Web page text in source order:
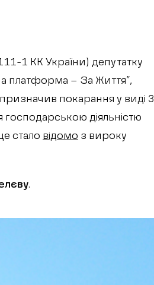
1 КК України) депутатку
платформа – За Життя”,
покарання у виді 3
діяльністю
стало відомо з вироку
.